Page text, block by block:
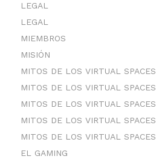
LEGAL
LEGAL
MIEMBROS
MISIÓN
MITOS DE LOS VIRTUAL
MITOS DE LOS VIRTUAL
MITOS DE LOS VIRTUAL
MITOS DE LOS VIRTUAL
MITOS DE LOS VIRTUAL
EL GAMING